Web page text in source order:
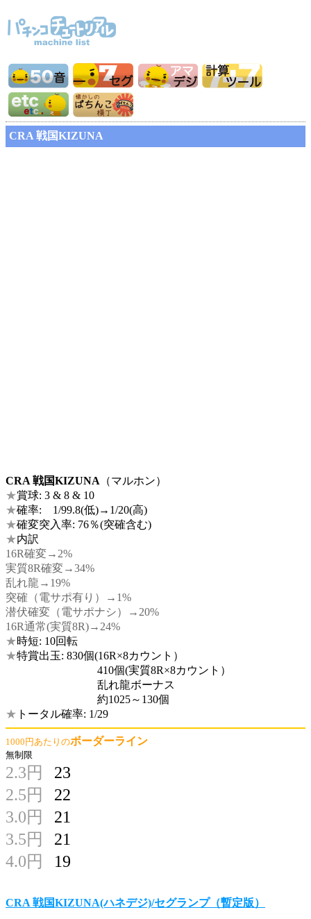
CRA 戦国KIZUNA
CRA 戦国KIZUNA （マルホン）
★賞球: 3 & 8 & 10
★確率: 1/99.8(低)→1/20(高)
★確変突入率: 76％(突確含む)
★内訳
16R確変→2%
実質8R確変→34%
乱れ龍→19%
突確（電サポ有り）→1%
潜伏確変（電サポナシ）→20%
16R通常(実質8R)→24%
★時短: 10回転
★特賞出玉: 830個(16R×8カウント）
410個(実質8R×8カウント）
乱れ龍ボーナス
約1025～130個
★ トータル確率: 1/29
1000円あたりのボーダーライン
無制限
2.3円
23
2.5円
22
3.0円
21
3.5円
21
4.0円
19
CRA 戦国KIZUNA(ハネデジ)/セグランプ（暫定版）